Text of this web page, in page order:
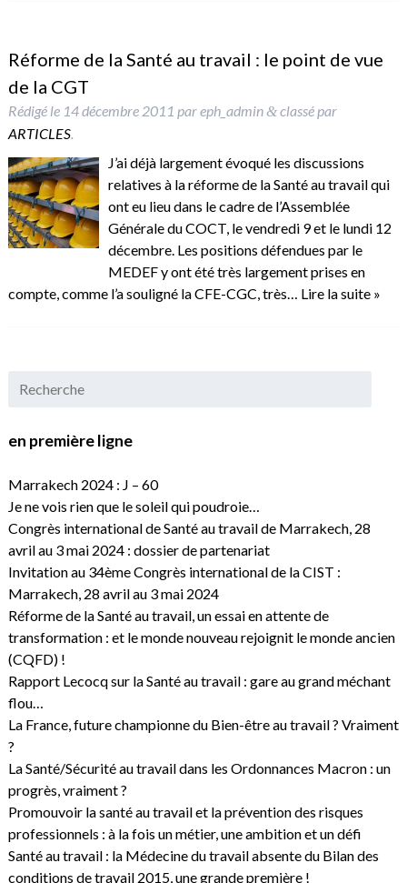
Réforme de la Santé au travail : le point de vue
de la CGT
Rédigé le 14 décembre 2011 pareph_admin &classé par
ARTICLES.
J’ai déjà largement évoqué les discussions
relatives à la réforme de la Santé au travail qui
ont eu lieu dans le cadre de l’Assemblée
Générale du COCT, le vendredi 9 et le lundi 12
décembre. Les positions défendues par le
MEDEF y ont été très largement prises en
compte, comme l’a souligné la CFE-CGC, très… Lire la suite »
en première ligne
Marrakech 2024 : J – 60
Je ne vois rien que le soleil qui poudroie…
Congrès international de Santé au travail de Marrakech, 28
avril au 3 mai 2024 : dossier de partenariat
Invitation au 34ème Congrès international de la CIST :
Marrakech, 28 avril au 3 mai 2024
Réforme de la Santé au travail, un essai en attente de
transformation : et le monde nouveau rejoignit le monde ancien
(CQFD) !
Rapport Lecocq sur la Santé au travail : gare au grand méchant
flou…
La France, future championne du Bien-être au travail ? Vraiment
?
La Santé/Sécurité au travail dans les Ordonnances Macron : un
progrès, vraiment ?
Promouvoir la santé au travail et la prévention des risques
professionnels : à la fois un métier, une ambition et un défi
Santé au travail : la Médecine du travail absente du Bilan des
conditions de travail 2015, une grande première !